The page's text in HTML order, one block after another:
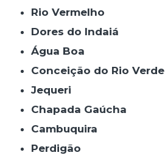
Rio Vermelho
Dores do Indaiá
Água Boa
Conceição do Rio Verde
Jequeri
Chapada Gaúcha
Cambuquira
Perdigão